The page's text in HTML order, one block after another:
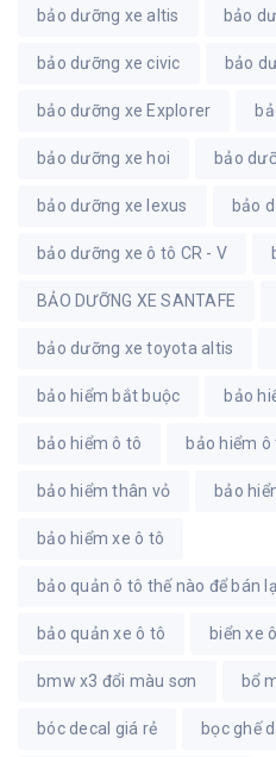
bảo dưỡng xe altis bảo
bảo dưỡng xe civic bảo
bảo dưỡng xe Explorer
bảo dưỡng xe hoi bảo
bảo dưỡng xe lexus bảo
bảo dưỡng xe ô tô CR - V
BẢO DƯỠNG XE SANTAFE
bảo dưỡng xe toyota altis
bảo hiểm bắt buộc bảo
bảo hiểm ô tô bảo hiểm
bảo hiểm thân vỏ bảo
bảo hiểm xe ô tô
bảo quản ô tô thế nào để bán
bảo quản xe ô tô biển xe
bmw x3 đổi màu sơn bổ
bóc decal giá rẻ bọc ghế